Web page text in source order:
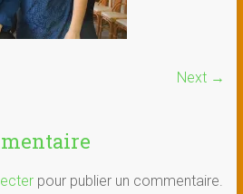
Next →
pour publier un commentaire.